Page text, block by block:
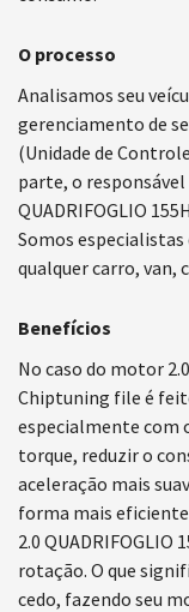
O processo
Analisamos seu
gerenciamento de
(Unidade de
parte, o
QUADRIFOGLIO
Somos especialistas
qualquer carro, van,
Benefícios
No caso do motor
Chiptuning file é
especialmente com
torque, reduzir o
aceleração mais
forma mais
2.0
rotação. O que
cedo, fazendo seu